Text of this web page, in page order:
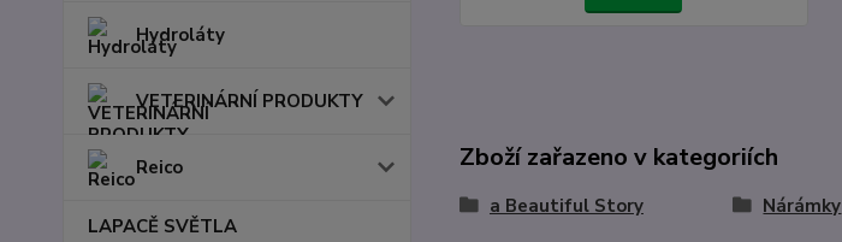
Hydroláty
VETERINÁRNÍ PRODUKTY
Reico
LAPACĚ SVĚTLA
Zboží zařazeno v kategoriích
a Beautiful Story Nárámky